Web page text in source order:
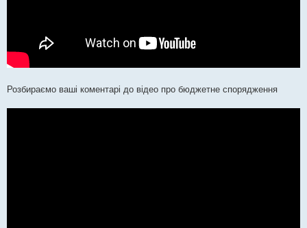
Розбираємо ваші коментарі до відео про бюджетне спорядження